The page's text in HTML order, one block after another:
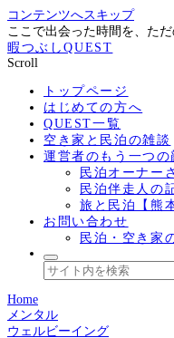
コンテンツへスキップ
ここで出会った時間を、た
暇つぶしQUEST
Scroll
トップページ
はじめての方へ
QUEST一覧
空き家と民泊の雑談
運営者のもう一つの
民泊オーナー
民泊伴走人の
旅と民泊【熊
お問い合わせ
民泊・空き家
Home
メンタル
ウェルビーイング